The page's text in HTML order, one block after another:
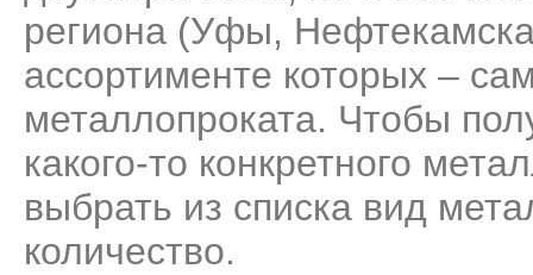
региона (Уфы,
ассортименте которых –
металлопроката. Чтобы
какого-то конкретного
выбрать из списка вид
количество.